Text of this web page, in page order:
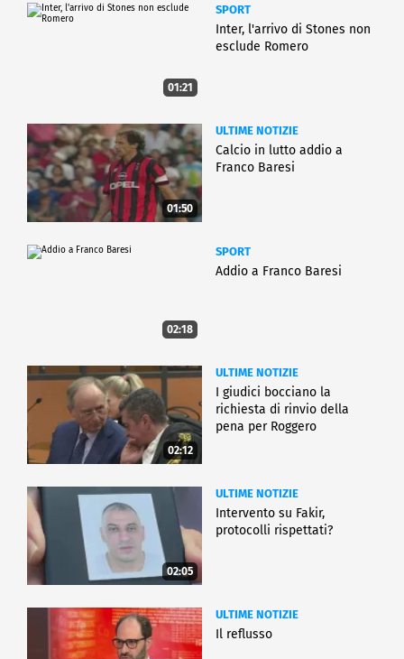
01:21
SPORT
Inter, l'arrivo di Stones non
esclude Romero
01:50
ULTIME NOTIZIE
Calcio in lutto addio a
Franco Baresi
02:18
SPORT
Addio a Franco Baresi
02:12
ULTIME NOTIZIE
I giudici bocciano la
richiesta di rinvio della
pena per Roggero
02:05
ULTIME NOTIZIE
Intervento su Fakir,
protocolli rispettati?
ULTIME NOTIZIE
Il reflusso